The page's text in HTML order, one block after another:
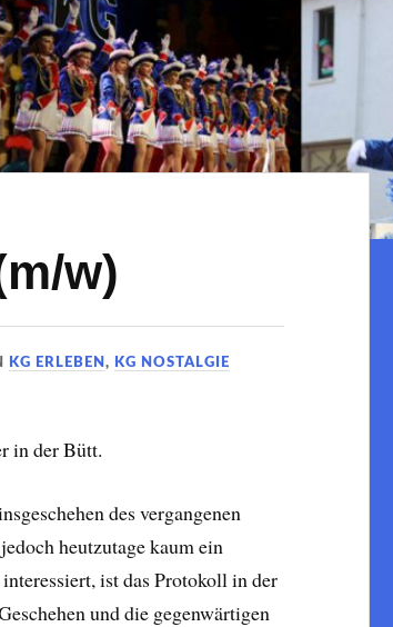
w)
KG ERLEBEN, KG NOSTALGIE
in der Bütt.
des vergangenen
heutzutage kaum ein
ist das Protokoll in der
und die gegenwärtigen